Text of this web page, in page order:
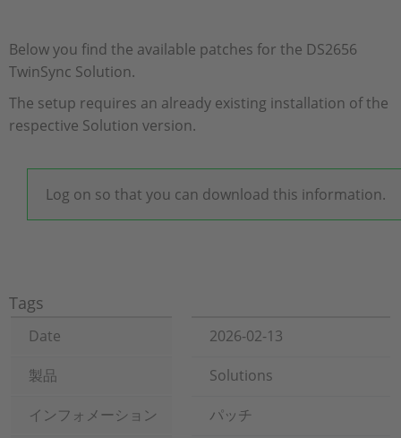
企業情報
採用情報
Below you find the available patches for the DS2656
TwinSync Solution.
The setup requires an already existing installation of the
respective Solution version.
Log on so that you can download this information.
Tags
Date
2026-02-13
製品
Solutions
インフォメーション
パッチ